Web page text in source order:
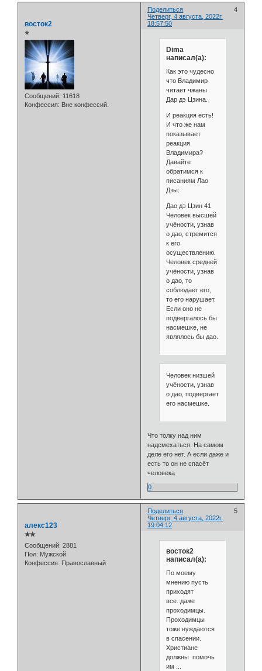
Поделиться
4
Четверг, 4 августа, 2022г.
18:57:50
восток2
⭐
Сообщений: 11618
Конфессия: Вне конфессий.
Dima
написал(а):
Как это чудесно
что Владимир
читает чжаны
Дар дэ Цзина.
И реакция есть!
И что же нам
показывает
реакция
Владимира?
Давайте
обратимся к
писаниям Лао
Дзы:
Дао дэ Цзин 41
Человек высшей
учёности, узнав
о дао, стремится
к его
осуществлению.
Человек средней
учёности, узнав
о дао, то
соблюдает его,
то его нарушает.
Если оно не
подвергалось бы
насмешке, не
являлось бы дао.
Человек низшей
учёности, узнав
о дао, подвергает
его насмешке.
Что толку над ним
надсмехаться. На самом
деле его нет. А если даже и
есть то он не спасёт
человека
0
Поделиться
5
Четверг, 4 августа, 2022г.
19:04:12
алекс123
✯✯
Сообщений: 2881
Пол: Мужской
Конфессия: Православный
восток2
написал(а):
По моему
мнению пусть
приходят
все..даже
проходимцы.
Проходимцы
тоже нуждаются
в спасении.
Христиане
должны помочь
им ...